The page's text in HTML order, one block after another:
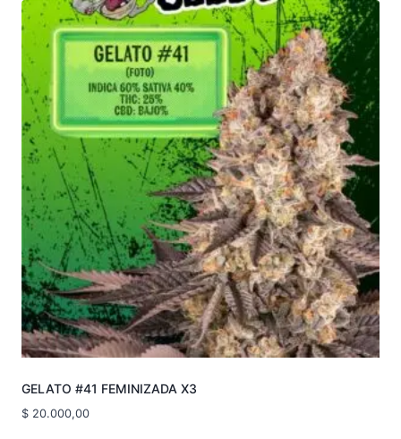
GELATO #41 FEMINIZADA X3
$ 20.000,00